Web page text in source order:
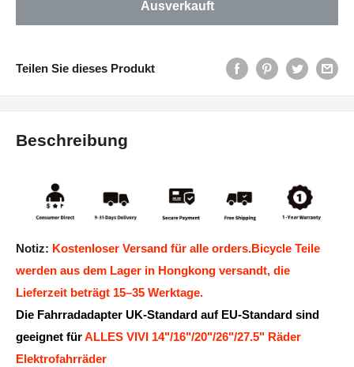
Ausverkauft
Teilen Sie dieses Produkt
Beschreibung
Notiz: Kostenloser Versand für alle orders.Bicycle Teile
werden aus dem Lager in Hongkong versandt, die
Lieferzeit beträgt 15–35 Werktage.
Die Fahrradadapter UK-Standard auf EU-Standard sind
geeignet fürALLES VIVI 14"/16"/20"/26"/27.5" Räder
Elektrofahrräder